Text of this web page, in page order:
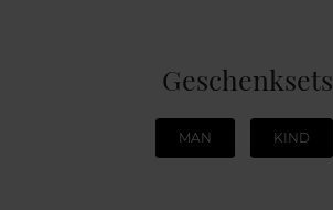
Geschenksets
MAN KIND